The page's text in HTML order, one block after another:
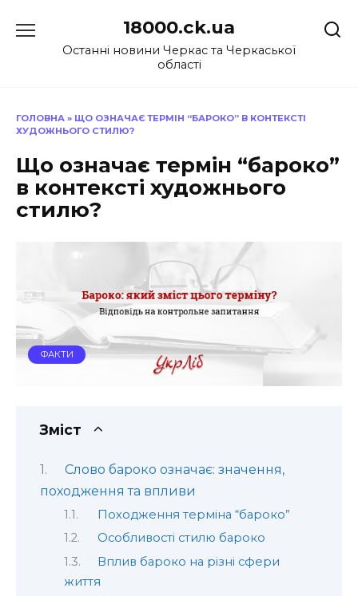
до
18000.ck.ua
Останні новини Черкас та Черкаської
області
ГОЛОВНА » ЩО ОЗНАЧАЄ ТЕРМІН “БАРОКО” В КОНТЕКСТІ
ХУДОЖНЬОГО СТИЛЮ?
Що означає термін “бароко”
в контексті художнього
стилю?
ФАКТИ
Зміст
Слово бароко означає: значення,
походження та впливи
Походження терміна “бароко”
Особливості стилю бароко
Вплив бароко на різні сфери
життя